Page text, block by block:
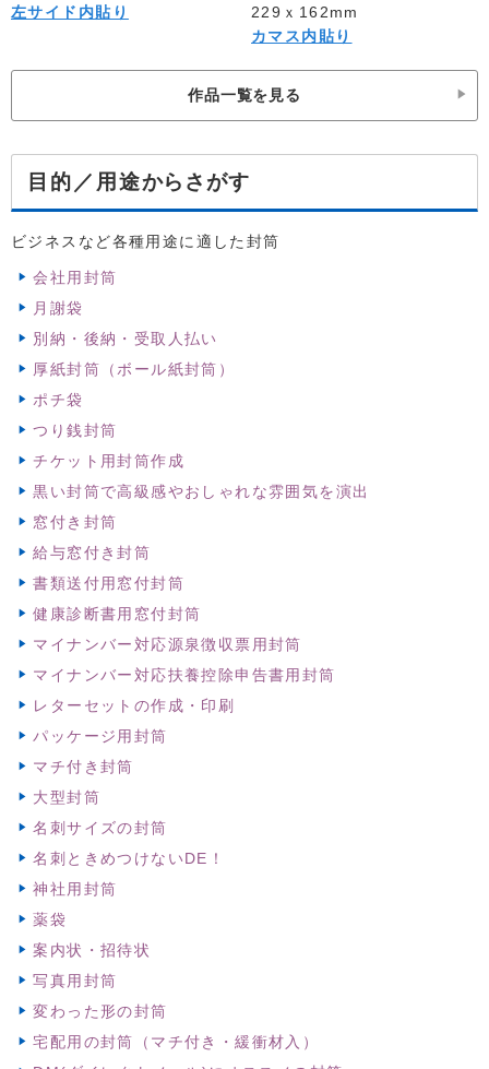
左サイド内貼り
229ｘ162mm
カマス内貼り
作品一覧を見る
目的／用途からさがす
ビジネスなど各種用途に適した封筒
会社用封筒
月謝袋
別納・後納・受取人払い
厚紙封筒（ボール紙封筒）
ポチ袋
つり銭封筒
チケット用封筒作成
黒い封筒で高級感やおしゃれな雰囲気を演出
窓付き封筒
給与窓付き封筒
書類送付用窓付封筒
健康診断書用窓付封筒
マイナンバー対応源泉徴収票用封筒
マイナンバー対応扶養控除申告書用封筒
レターセットの作成・印刷
パッケージ用封筒
マチ付き封筒
大型封筒
名刺サイズの封筒
名刺ときめつけないDE！
神社用封筒
薬袋
案内状・招待状
写真用封筒
変わった形の封筒
宅配用の封筒（マチ付き・緩衝材入）